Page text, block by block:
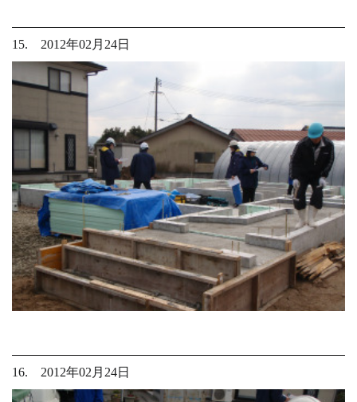
15. 2012年02月24日
16. 2012年02月24日